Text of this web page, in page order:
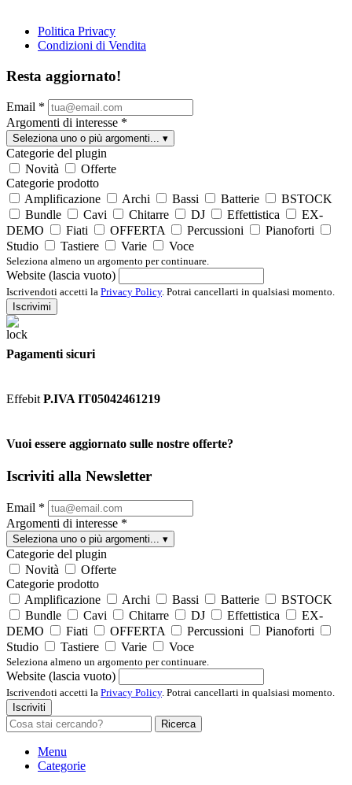
Politica Privacy
Condizioni di Vendita
Resta aggiornato!
Email *
Argomenti di interesse *
Seleziona uno o più argomenti... ▾
Categorie del plugin
Novità
Offerte
Categorie prodotto
Amplificazione
Archi Bassi Batterie
BSTOCK
Bundle
Cavi Chitarre DJ Effettistica
EX-
DEMO
Fiati OFFERTA Percussioni
Pianoforti
Studio
Tastiere Varie Voce
Seleziona almeno un argomento per continuare.
Website (lascia vuoto)
Iscrivendoti accetti la Privacy Policy. Potrai cancellarti in qualsiasi momento.
Iscrivimi
Pagamenti sicuri
Effebit P.IVA IT05042461219
Vuoi essere aggiornato sulle nostre offerte?
Iscriviti alla Newsletter
Email *
Argomenti di interesse *
Seleziona uno o più argomenti... ▾
Categorie del plugin
Novità
Offerte
Categorie prodotto
Amplificazione
Archi Bassi Batterie
BSTOCK
Bundle
Cavi Chitarre DJ Effettistica
EX-
DEMO
Fiati OFFERTA Percussioni
Pianoforti
Studio
Tastiere Varie Voce
Seleziona almeno un argomento per continuare.
Website (lascia vuoto)
Iscrivendoti accetti la Privacy Policy. Potrai cancellarti in qualsiasi momento.
Iscriviti
Ricerca
Menu
Categorie